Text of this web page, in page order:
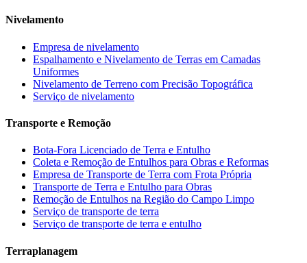
Nivelamento
Empresa de nivelamento
Espalhamento e Nivelamento de Terras em Camadas
Uniformes
Nivelamento de Terreno com Precisão Topográfica
Serviço de nivelamento
Transporte e Remoção
Bota-Fora Licenciado de Terra e Entulho
Coleta e Remoção de Entulhos para Obras e Reformas
Empresa de Transporte de Terra com Frota Própria
Transporte de Terra e Entulho para Obras
Remoção de Entulhos na Região do Campo Limpo
Serviço de transporte de terra
Serviço de transporte de terra e entulho
Terraplanagem